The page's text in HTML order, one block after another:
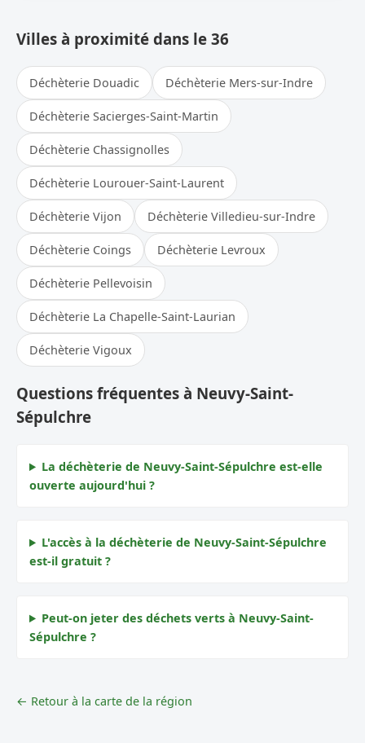
Villes à proximité dans le 36
Déchèterie Douadic Déchèterie Mers-sur-Indre
Déchèterie Sacierges-Saint-Martin
Déchèterie Chassignolles
Déchèterie Lourouer-Saint-Laurent
Déchèterie Vijon Déchèterie Villedieu-sur-Indre
Déchèterie Coings Déchèterie Levroux
Déchèterie Pellevoisin
Déchèterie La Chapelle-Saint-Laurian
Déchèterie Vigoux
Questions fréquentes à Neuvy-Saint-
Sépulchre
La déchèterie de Neuvy-Saint-Sépulchre est-elle
ouverte aujourd'hui ?
L'accès à la déchèterie de Neuvy-Saint-Sépulchre
est-il gratuit ?
Peut-on jeter des déchets verts à Neuvy-Saint-
Sépulchre ?
← Retour à la carte de la région